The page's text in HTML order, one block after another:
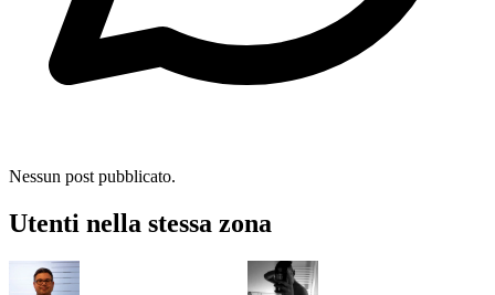
Nessun post pubblicato.
Utenti nella stessa zona